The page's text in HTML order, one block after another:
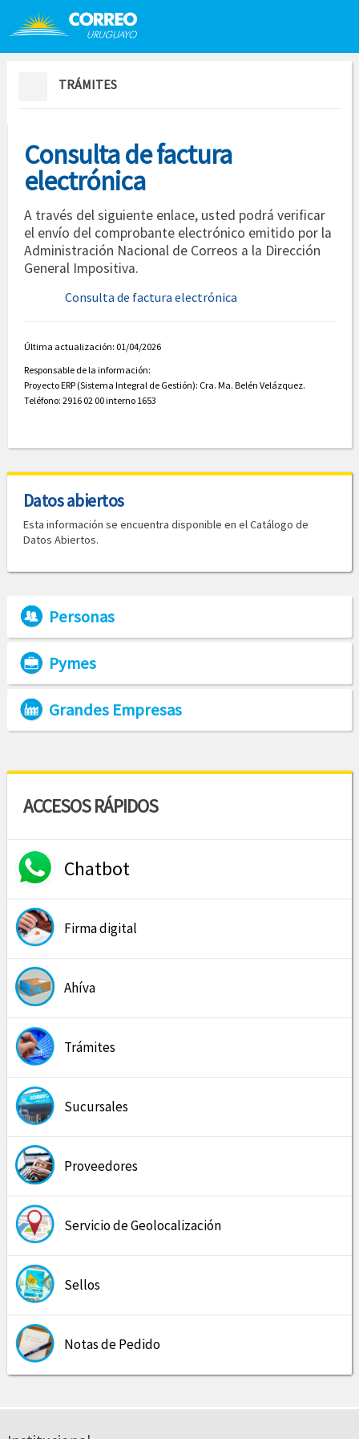
Saltar al contenido
TRÁMITES
Consulta de factura
electrónica
A través del siguiente enlace, usted podrá verificar
el envío del comprobante electrónico emitido por la
Administración Nacional de Correos a la Dirección
General Impositiva.
Consulta de factura electrónica
Última actualización: 01/04/2026
Responsable de la información:
Proyecto ERP (Sistema Integral de Gestión): Cra. Ma. Belén Velázquez.
Teléfono: 2916 02 00 interno 1653
Datos abiertos
Esta información se encuentra disponible en el Catálogo de
Datos Abiertos.
Personas
Pymes
Grandes Empresas
ACCESOS RÁPIDOS
Chatbot
Firma digital
Ahíva
Trámites
Sucursales
Proveedores
Servicio de Geolocalización
Sellos
Notas de Pedido